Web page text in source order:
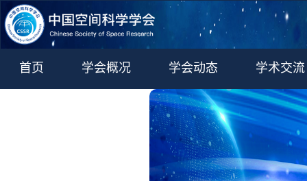
首页 学会概况 学会动态 学术交流